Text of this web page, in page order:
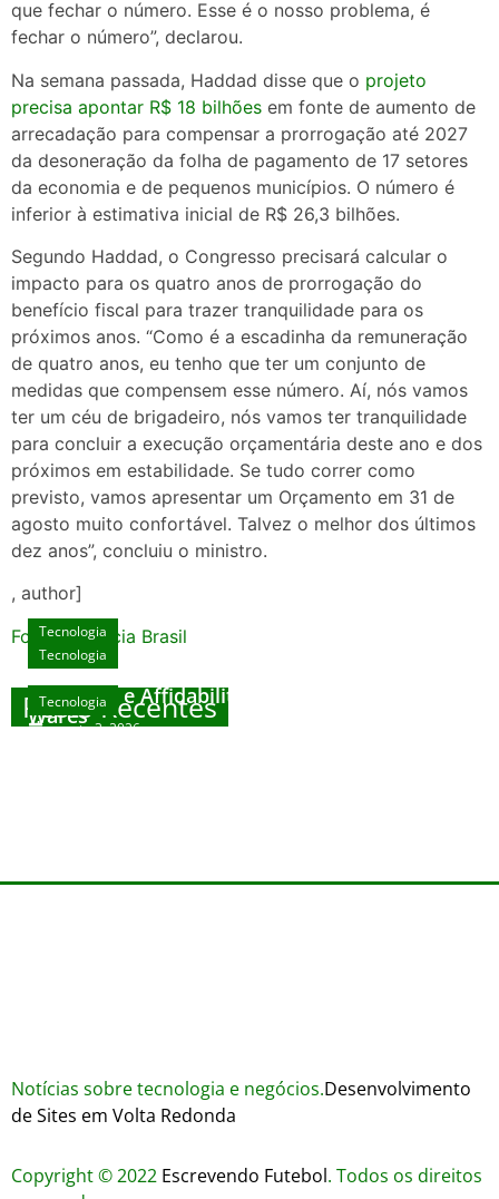
que fechar o número. Esse é o nosso problema, é
fechar o número”, declarou.
Na semana passada, Haddad disse que o projeto
precisa apontar R$ 18 bilhões em fonte de aumento de
arrecadação para compensar a prorrogação até 2027
da desoneração da folha de pagamento de 17 setores
da economia e de pequenos municípios. O número é
inferior à estimativa inicial de R$ 26,3 bilhões.
Segundo Haddad, o Congresso precisará calcular o
impacto para os quatro anos de prorrogação do
benefício fiscal para trazer tranquilidade para os
próximos anos. “Como é a escadinha da remuneração
de quatro anos, eu tenho que ter um conjunto de
medidas que compensem esse número. Aí, nós vamos
ter um céu de brigadeiro, nós vamos ter tranquilidade
para concluir a execução orçamentária deste ano e dos
próximos em estabilidade. Se tudo correr como
previsto, vamos apresentar um Orçamento em 31 de
agosto muito confortável. Talvez o melhor dos últimos
dez anos”, concluiu o ministro.
, author]
Fonte: Agencia Brasil
Posts Recentes
Tecnologia
Unlock Exclusive Rewards at The Big Dog
House
agosto 3, 2026
Tecnologia
Sicurezza e Affidabilità di Mr Nulls Wicked
Wares
Tecnologia
Tecnologia
Notícias sobre tecnologia e negócios.Desenvolvimento
de Sites em Volta Redonda
Copyright © 2022 Escrevendo Futebol. Todos os direitos